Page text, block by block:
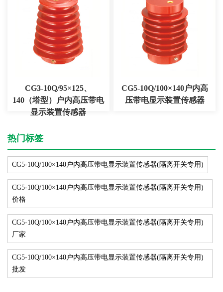
CG3-10Q/95×125、
140（塔型）户内高压带电
显示装置传感器
CG5-10Q/100×140户内高
压带电显示装置传感器
热门标签
CG5-10Q/100×140户内高压带电显示装置传感器(隔离开关专用)
CG5-10Q/100×140户内高压带电显示装置传感器(隔离开关专用)
价格
CG5-10Q/100×140户内高压带电显示装置传感器(隔离开关专用)
厂家
CG5-10Q/100×140户内高压带电显示装置传感器(隔离开关专用)
批发